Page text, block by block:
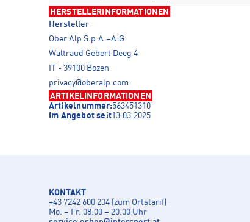
HERSTELLERINFORMATIONEN
Hersteller
Ober Alp S.p.A.–A.G.
Waltraud Gebert Deeg 4
IT - 39100 Bozen
privacy@oberalp.com
ARTIKELINFORMATIONEN
Artikelnummer:563451310
Im Angebot seit13.03.2025
KONTAKT
+43 7242 600 204 (zum Ortstarif)
Mo. – Fr. 08:00 – 20:00 Uhr